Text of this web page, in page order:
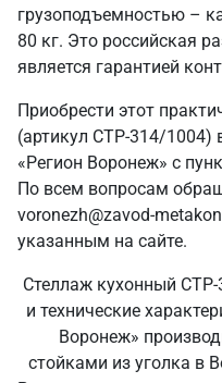
грузоподъемностью –
80 кг. Это российская
является гарантией
Приобрести этот
(артикул СТР-314/
«Регион Воронеж» с
По всем вопросам
voronezh@zavod-
указанным на сайте.
Стеллаж кухонный
и технические
Воронеж»
стойками из уголка в